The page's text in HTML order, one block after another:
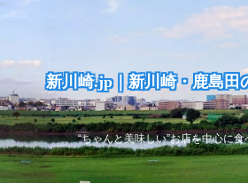
新川崎.jp｜新川崎・鹿島田
“ちゃんと美味しい”お店を中心に